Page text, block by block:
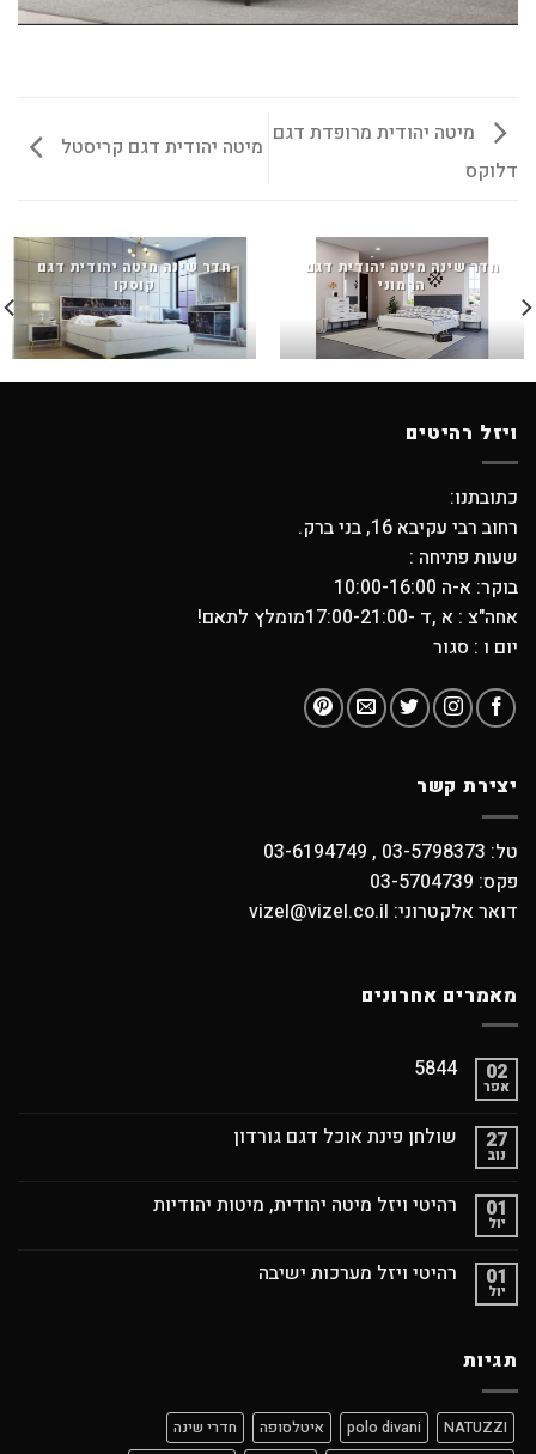
מיטה יהודית מרופדת דגם
דלוקס
מיטה יהודית דגם קריסטל
חדר שינה מיטה יהודית דגם
הרמוני
חדר שינה מיטה יהודית דגם
קוסקו
ויזל רהיטים
כתובתנו:
רחוב רבי עקיבא 16, בני ברק.
שעות פתיחה :
בוקר: א-ה 10:00-16:00
אחה"צ : א ,ד -17:00-21:00מומלץ לתאם!
יום ו : סגור
יצירת קשר
טל: 03-5798373 , 03-6194749
פקס: 03-5704739
דואר אלקטרוני: vizel@vizel.co.il
מאמרים אחרונים
02
אפר
5844
27
נוב
שולחן פינת אוכל דגם גורדון
01
יול
רהיטי ויזל מיטה יהודית, מיטות יהודיות
01
יול
רהיטי ויזל מערכות ישיבה
תגיות
NATUZZI
polo divani איטלסופה
חדרי שינה